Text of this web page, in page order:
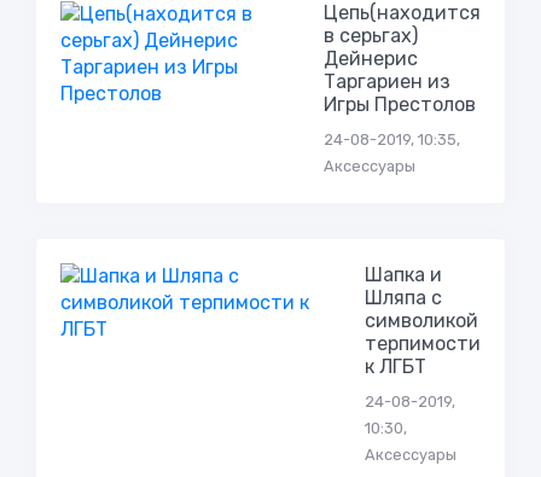
Цепь(находится
в серьгах)
Дейнерис
Таргариен из
Игры Престолов
24-08-2019, 10:35,
Аксессуары
Шапка и
Шляпа с
символикой
терпимости
к ЛГБТ
24-08-2019,
10:30,
Аксессуары